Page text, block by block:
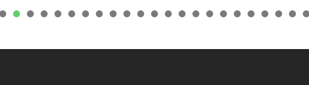
1 2 3 4 5 6 7 8 9
1
1
1
1
1
1
1